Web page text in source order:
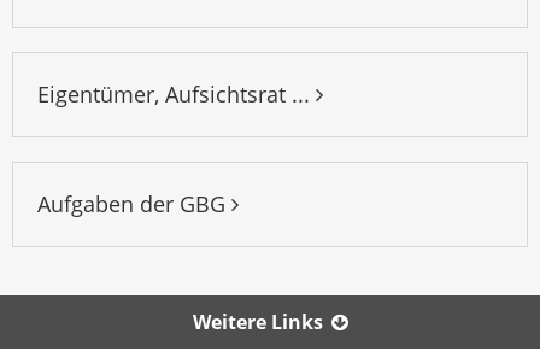
Eigentümer, Aufsichtsrat ...
Aufgaben der GBG
Weitere Links